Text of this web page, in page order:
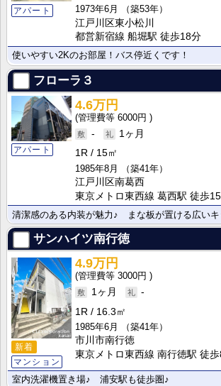
アパート
1973年6月
（築53年）
江戸川区東小松川
都営新宿線 船堀駅 徒歩18分
使いやすい2Kのお部屋！バス停近くです！
フローラ３
アパート
4.6万円
6000円
-
1ヶ月
1R
15㎡
1985年8月
（築41年）
江戸川区南葛西
東京メトロ東西線 葛西駅 徒歩
清潔感のある内装が魅力♪ まな板が置ける広いキ
サンハイツ南行徳
新着
マンション
4.9万円
3000円
1ヶ月
-
1R
16.3㎡
1985年6月
（築41年）
市川市南行徳
東京メトロ東西線 南行徳駅 徒
室内洗濯機置き場♪ 浦安駅も徒歩圏♪